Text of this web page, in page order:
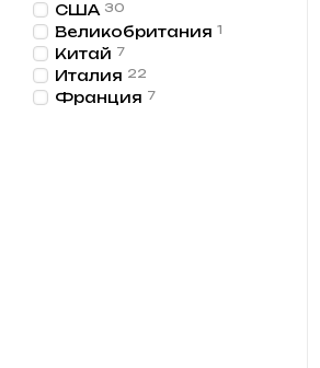
США 30
Великобритания 1
Китай 7
Италия 22
Франция 7